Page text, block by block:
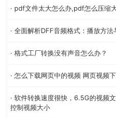
· pdf文件太大怎么办,pdf怎么压缩
· 全面解析DFF音频格式：播放方
· 格式工厂转换没有声音怎么办？
· 怎么下载网页中的视频 网页视频
· 软件转换速度很快，6.5G的视频
控制视频大小